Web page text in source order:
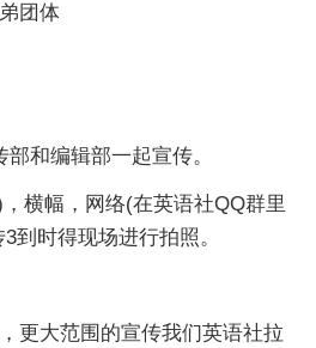
团体
和编辑部一起宣传。
幅，网络(在英语社QQ群里
到时得现场进行拍照。
大范围的宣传我们英语社拉